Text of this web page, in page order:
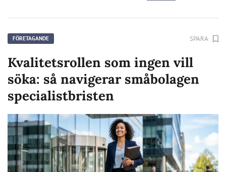
FÖRETAGANDE SPARA
Kvalitetsrollen som ingen vill
söka: så navigerar småbolagen
specialistbristen